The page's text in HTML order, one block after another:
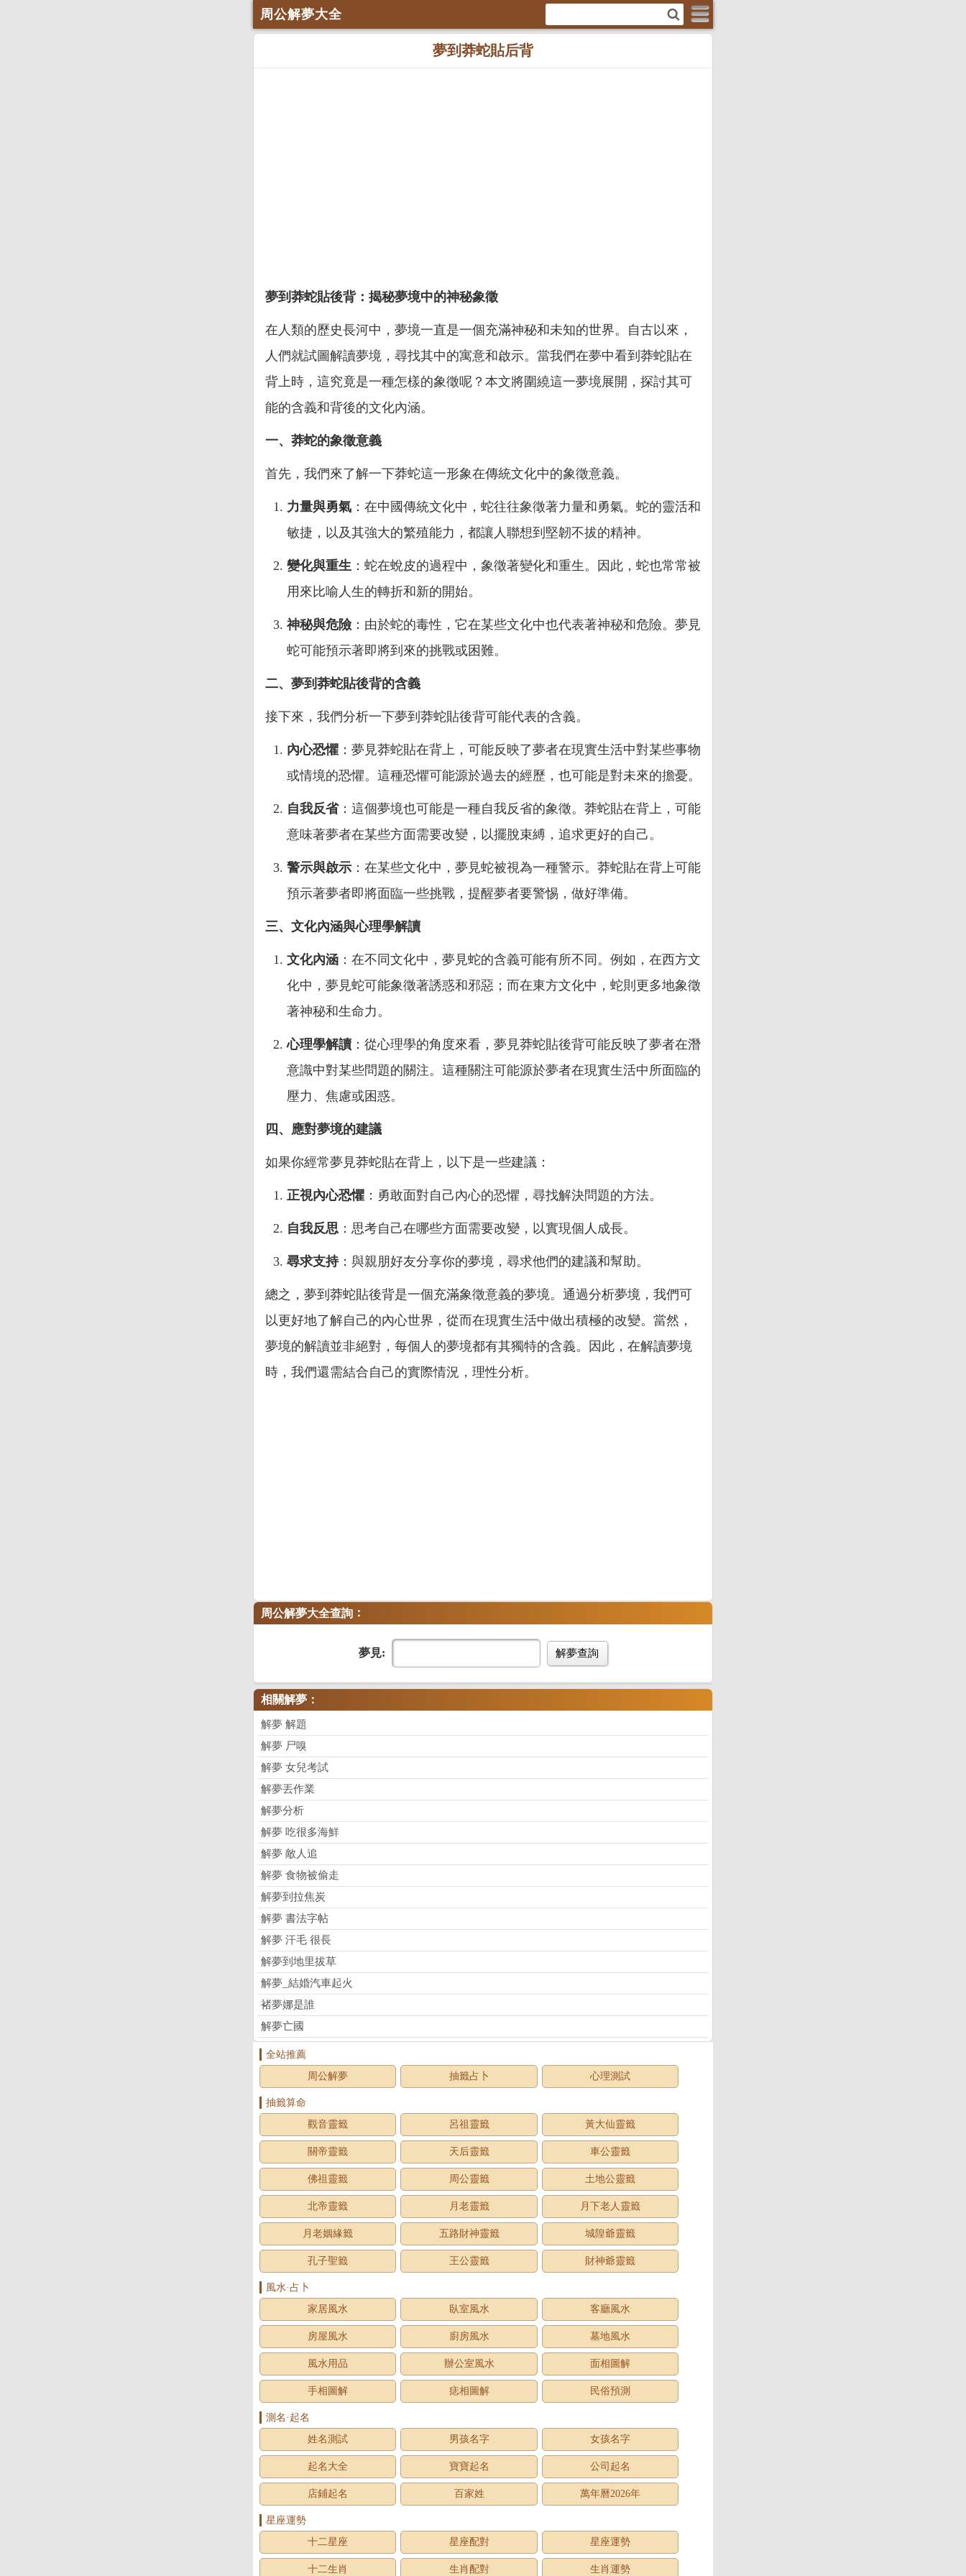
周公解夢大全
夢到莽蛇貼后背
夢到莽蛇貼後背：揭秘夢境中的神秘象徵
在人類的歷史長河中，夢境一直是一個充滿神秘和未知的世界。自古以來，
人們就試圖解讀夢境，尋找其中的寓意和啟示。當我們在夢中看到莽蛇貼在
背上時，這究竟是一種怎樣的象徵呢？本文將圍繞這一夢境展開，探討其可
能的含義和背後的文化內涵。
一、莽蛇的象徵意義
首先，我們來了解一下莽蛇這一形象在傳統文化中的象徵意義。
力量與勇氣 ：在中國傳統文化中，蛇往往象徵著力量和勇氣。蛇的靈活和
敏捷，以及其強大的繁殖能力，都讓人聯想到堅韌不拔的精神。
變化與重生 ：蛇在蛻皮的過程中，象徵著變化和重生。因此，蛇也常常被
用來比喻人生的轉折和新的開始。
神秘與危險：由於蛇的毒性，它在某些文化中也代表著神秘和危險。夢見
蛇可能預示著即將到來的挑戰或困難。
二、夢到莽蛇貼後背的含義
接下來，我們分析一下夢到莽蛇貼後背可能代表的含義。
內心恐懼 ：夢見莽蛇貼在背上，可能反映了夢者在現實生活中對某些事物
或情境的恐懼。這種恐懼可能源於過去的經歷，也可能是對未來的擔憂。
自我反省：這個夢境也可能是一種自我反省的象徵。莽蛇貼在背上，可能
意味著夢者在某些方面需要改變，以擺脫束縛，追求更好的自己。
警示與啟示 ：在某些文化中，夢見蛇被視為一種警示。莽蛇貼在背上可能
預示著夢者即將面臨一些挑戰，提醒夢者要警惕，做好準備。
三、文化內涵與心理學解讀
文化內涵 ：在不同文化中，夢見蛇的含義可能有所不同。例如，在西方文
化中，夢見蛇可能象徵著誘惑和邪惡；而在東方文化中，蛇則更多地象徵
著神秘和生命力。
心理學解讀 ：從心理學的角度來看，夢見莽蛇貼後背可能反映了夢者在潛
意識中對某些問題的關注。這種關注可能源於夢者在現實生活中所面臨的
壓力、焦慮或困惑。
四、應對夢境的建議
如果你經常夢見莽蛇貼在背上，以下是一些建議：
正視內心恐懼 ：勇敢面對自己內心的恐懼，尋找解決問題的方法。
自我反思 ：思考自己在哪些方面需要改變，以實現個人成長。
尋求支持：與親朋好友分享你的夢境，尋求他們的建議和幫助。
總之，夢到莽蛇貼後背是一個充滿象徵意義的夢境。通過分析夢境，我們可
以更好地了解自己的內心世界，從而在現實生活中做出積極的改變。當然，
夢境的解讀並非絕對，每個人的夢境都有其獨特的含義。因此，在解讀夢境
時，我們還需結合自己的實際情況，理性分析。
周公解夢大全查詢 ：
夢見: 解夢查詢
相關解夢：
解夢 解題
解夢 尸嗅
解夢 女兒考試
解夢丟作業
解夢分析
解夢 吃很多海鮮
解夢 敵人追
解夢 食物被偷走
解夢到拉焦炭
解夢 書法字帖
解夢 汗毛 很長
解夢到地里拔草
解夢_結婚汽車起火
褚夢娜是誰
解夢亡國
全站推薦
周公解夢
抽籤占卜 心理測試
抽籤算命
觀音靈籤
呂祖靈籤 黃大仙靈籤
關帝靈籤 天后靈籤 車公靈籤
佛祖靈籤 周公靈籤 土地公靈籤
北帝靈籤 月老靈籤 月下老人靈籤
月老姻緣籤 五路財神靈籤 城隍爺靈籤
孔子聖籤 王公靈籤 財神爺靈籤
風水·占卜
家居風水
臥室風水 客廳風水
房屋風水 廚房風水 墓地風水
風水用品 辦公室風水 面相圖解
手相圖解 痣相圖解 民俗預測
測名·起名
姓名測試
男孩名字 女孩名字
起名大全 寶寶起名 公司起名
店鋪起名 百家姓 萬年曆2026年
星座運勢
十二星座
星座配對 星座運勢
十二生肖 生肖配對 生肖運勢